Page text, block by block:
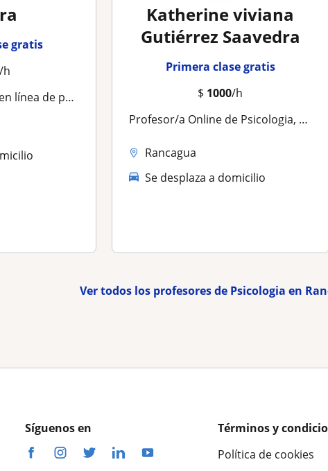
gratis
/h
de psicología
Katherine viviana
Gutiérrez Saavedra
Primera clase gratis
$ 1000/h
Profesor/a Online de Psicologia, Ganando desde 12.000$/h - Docente Part Time Sin experiencia en Machali
Rancagua
Se desplaza a domicilio
Ver todos los profesores de Psicologia en
Síguenos en
Términos y
Política de cookies